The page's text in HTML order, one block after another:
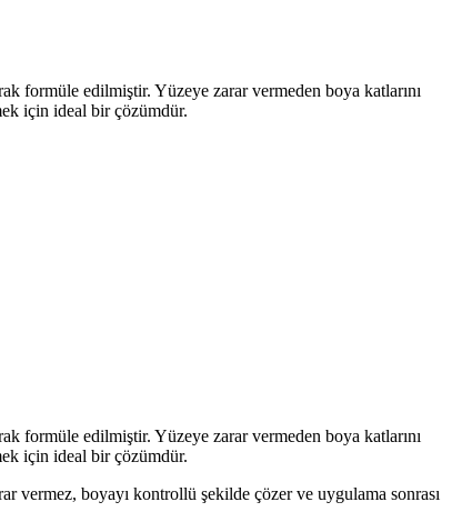
formüle edilmiştir. Yüzeye zarar vermeden boya katlarını
için ideal bir çözümdür.
formüle edilmiştir. Yüzeye zarar vermeden boya katlarını
için ideal bir çözümdür.
vermez, boyayı kontrollü şekilde çözer ve uygulama sonrası